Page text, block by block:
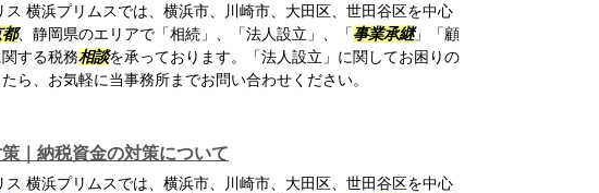
ス 横浜プリムスでは、横浜市、川崎市、大田区、世田谷区を中心
都、静岡県のエリアで「相続」、「法人設立」、「事業承継」「顧
する税務相談を承っております。「法人設立」に関してお困りの
ら、お気軽に当事務所までお問い合わせください。
｜納税資金の対策について
ス 横浜プリムスでは、横浜市、川崎市、大田区、世田谷区を中心